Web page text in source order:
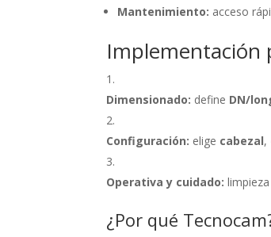
Mantenimiento: acceso
Implementación
Dimensionado: define DN/
Configuración: elige cabezal,
Operativa y cuidado:
¿Por qué